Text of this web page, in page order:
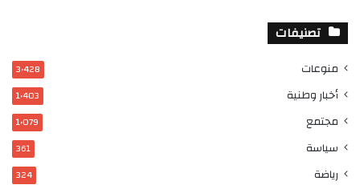
تصنيفات
منوعات 3٬428
أخبار وطنية 1٬403
مجتمع 1٬079
سياسة 361
رياضة 324